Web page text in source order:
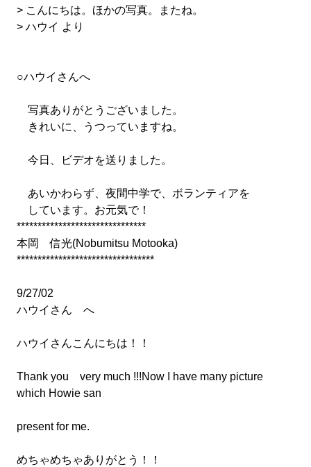
> こんにちは。ほかの写真。またね。
> ハウイ より
○ハウイさんへ
写真ありがとうございました。
きれいに、うつっていますね。
今日、ビデオを送りました。
あいかわらず、夜間中学で、ボランティアを
しています。お元気で！
*******************************
本岡 信光(Nobumitsu Motooka)
*********************************
9/27/02
ハウイさん へ
ハウイさんこんにちは！！
Thank you very much !!!Now I have many picture
which Howie san
present for me.
めちゃめちゃありがとう！！